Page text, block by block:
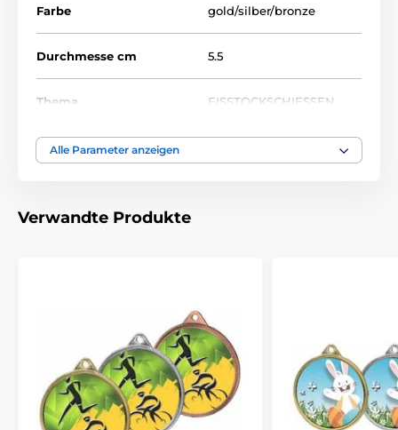
Farbe gold/silber/bronze
Durchmesse cm 5.5
Thema EISSTOCKSCHIESSEN
Auszeichnungstyp
Alle Parameter anzeigen
Verwandte Produkte